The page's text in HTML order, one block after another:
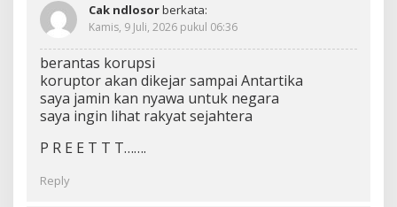
Cak ndlosorberkata:
Kamis, 9 Juli, 2026 pukul 06:36
berantas korupsi
koruptor akan dikejar sampai Antartika
saya jamin kan nyawa untuk negara
saya ingin lihat rakyat sejahtera
P R E E T T T…….
Reply